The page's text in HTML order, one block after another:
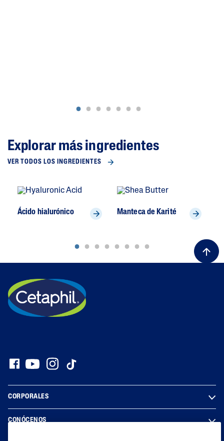
Explorar más ingredientes
VER TODOS LOS INGREDIENTES
Ácido hialurónico Manteca de Karité
CORPORALES
CONÓCENOS